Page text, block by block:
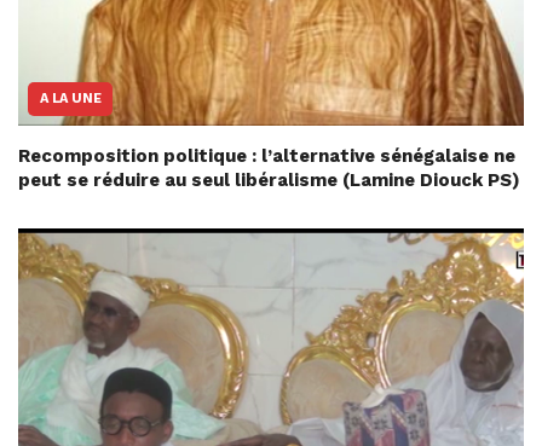
A LA UNE
Recomposition politique : l’alternative sénégalaise ne
peut se réduire au seul libéralisme (Lamine Diouck PS)